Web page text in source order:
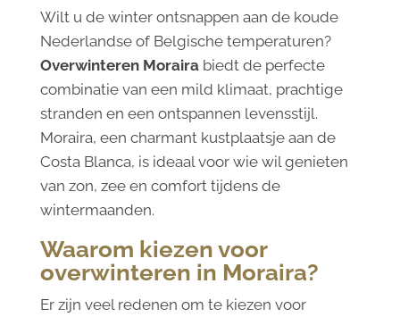
Wilt u de winter ontsnappen aan de koude
Nederlandse of Belgische temperaturen?
Overwinteren Morairabiedt de perfecte
combinatie van een mild klimaat, prachtige
stranden en een ontspannen levensstijl.
Moraira, een charmant kustplaatsje aan de
Costa Blanca, is ideaal voor wie wil genieten
van zon, zee en comfort tijdens de
wintermaanden.
Waarom kiezen voor
overwinteren in Moraira?
Er zijn veel redenen om te kiezen voor